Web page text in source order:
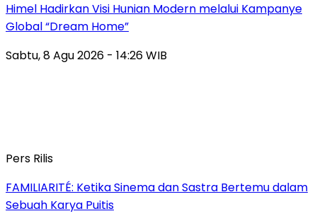
Himel Hadirkan Visi Hunian Modern melalui Kampanye
Global “Dream Home”
Sabtu, 8 Agu 2026 - 14:26 WIB
Pers Rilis
FAMILIARITÉ: Ketika Sinema dan Sastra Bertemu dalam
Sebuah Karya Puitis